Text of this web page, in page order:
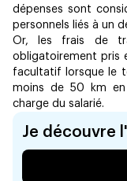
dépenses sont
personnels liés à un
Or, les frais de
obligatoirement pris
facultatif lorsque le
moins de 50 km
charge du salarié.
Je découvre